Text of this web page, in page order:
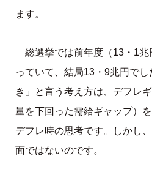
ます。
総選挙では前年度（13・1
っていて、結局13・9兆円で
き」と言う考え方は、デフレ
量を下回った需給ギャップ）
デフレ時の思考です。しかし
面ではないのです。